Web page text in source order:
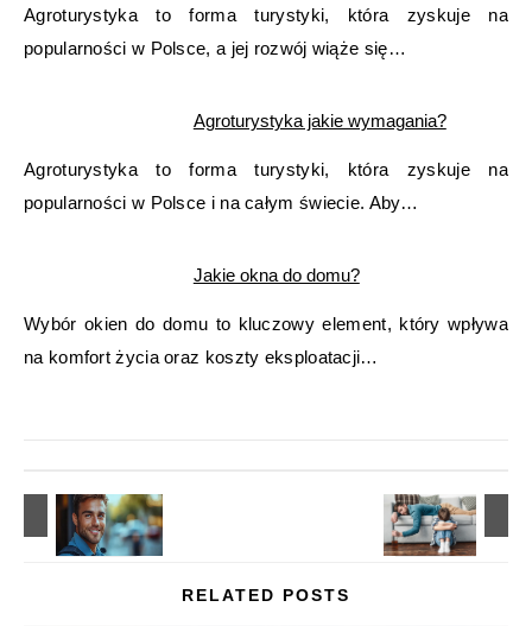
Agroturystyka to forma turystyki, która zyskuje na
popularności w Polsce, a jej rozwój wiąże się…
Agroturystyka jakie wymagania?
Agroturystyka to forma turystyki, która zyskuje na
popularności w Polsce i na całym świecie. Aby…
Jakie okna do domu?
Wybór okien do domu to kluczowy element, który wpływa
na komfort życia oraz koszty eksploatacji…
RELATED POSTS